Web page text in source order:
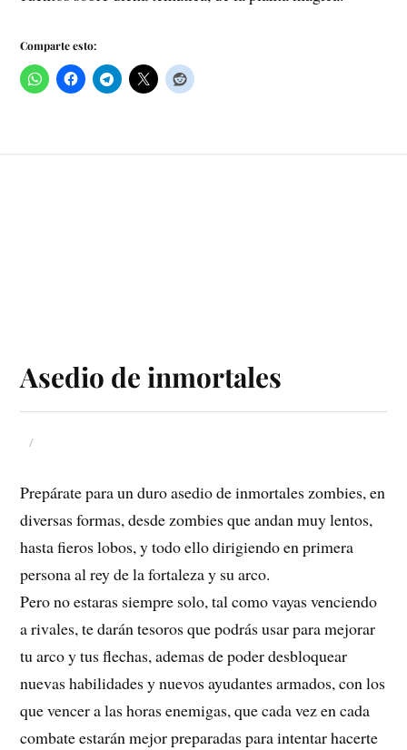
Comparte esto:
Asedio de inmortales
Prepárate para un duro asedio de inmortales zombies, en
diversas formas, desde zombies que andan muy lentos,
hasta fieros lobos, y todo ello dirigiendo en primera
persona al rey de la fortaleza y su arco.
Pero no estaras siempre solo, tal como vayas venciendo
a rivales, te darán tesoros que podrás usar para mejorar
tu arco y tus flechas, ademas de poder desbloquear
nuevas habilidades y nuevos ayudantes armados, con los
que vencer a las horas enemigas, que cada vez en cada
combate estarán mejor preparadas para intentar hacerte